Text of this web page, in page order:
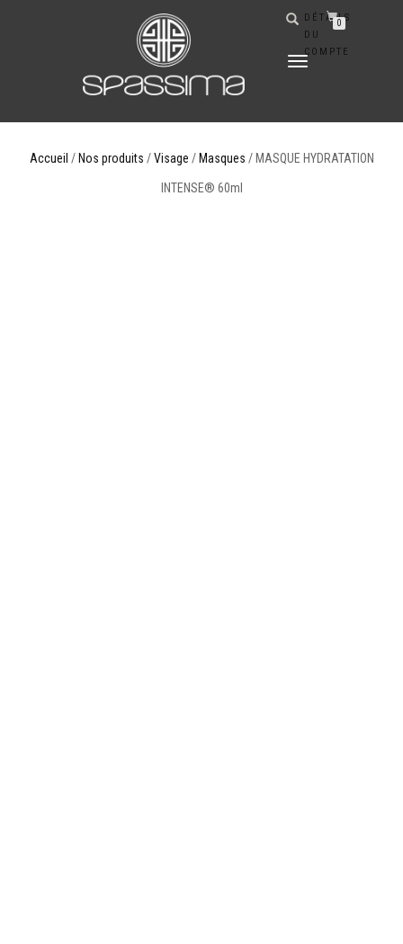
DÉPLIER
DÉTAILS
DU
COMPTE
0
Accueil / Nos produits /Visage / Masques / MASQUE HYDRATATION
INTENSE® 60ml